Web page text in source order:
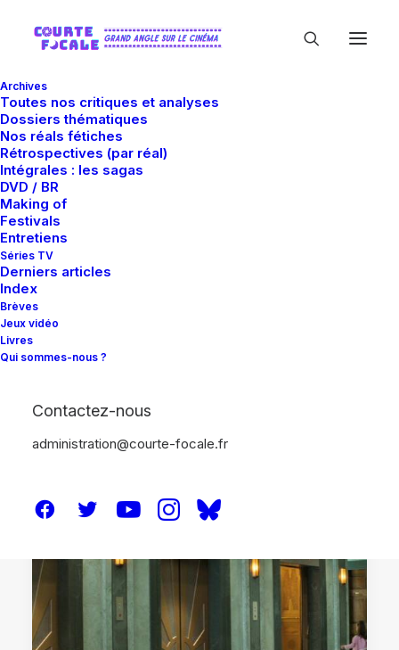
Archives
Toutes nos critiques et analyses
Dossiers thématiques
Nos réals fétiches
Rétrospectives (par réal)
Intégrales : les sagas
DVD / BR
Making of
Festivals
Entretiens
Séries TV
Derniers articles
Index
Brèves
Jeux vidéo
Livres
Qui sommes-nous ?
Contactez-nous
administration@courte-focale.fr